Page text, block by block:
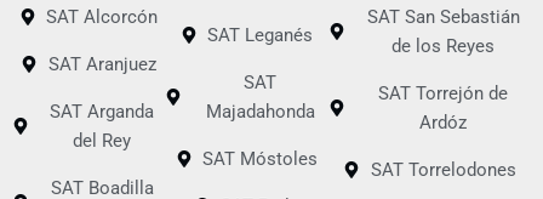
SAT Alcorcón
SAT Aranjuez
SAT Arganda
del Rey
SAT Boadilla
SAT Leganés
SAT
Majadahonda
SAT Móstoles
SAT San Sebastián
de los Reyes
SAT Torrejón de
Ardóz
SAT Torrelodones